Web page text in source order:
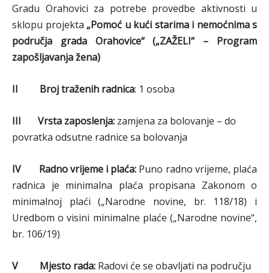
Gradu Orahovici za potrebe provedbe aktivnosti u
sklopu projekta „Pomoć u kući starima i nemoćnima s
područja grada Orahovice“ („ZAŽELI“ – Program
zapošljavanja žena)
II Broj traženih radnica: 1 osoba
III Vrsta zaposlenja: zamjena za bolovanje – do
povratka odsutne radnice sa bolovanja
IV Radno vrijeme i plaća: Puno radno vrijeme, plaća
radnica je minimalna plaća propisana Zakonom o
minimalnoj plaći („Narodne novine, br. 118/18) i
Uredbom o visini minimalne plaće („Narodne novine“,
br. 106/19)
V Mjesto rada: Radovi će se obavljati na području